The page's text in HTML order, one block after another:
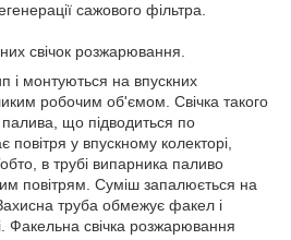
сажового фільтра.
свічок розжарювання.
і монтуються на впускних
робочим об'ємом. Свічка такого
палива, що підводиться по
повітря у впускному колекторі,
в трубі випарника паливо
повітрям. Суміш запалюється на
труба обмежує факел і
Факельна свічка розжарювання